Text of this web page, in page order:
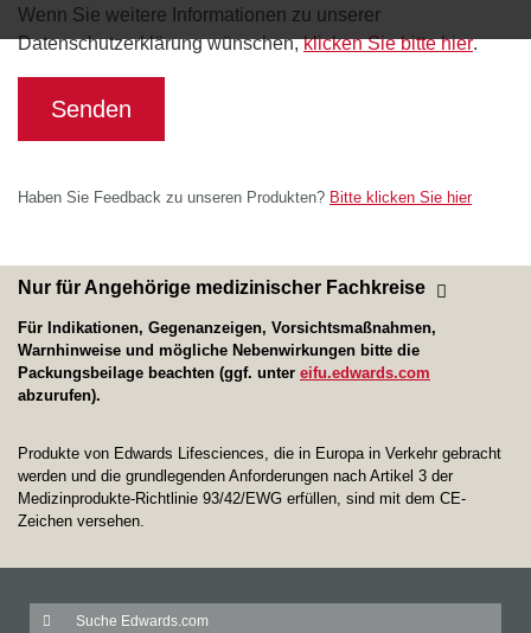
Wenn Sie weitere Informationen zu unserer
Datenschutzerklärung wünschen,klicken Sie bitte hier.
Senden
Haben Sie Feedback zu unseren Produkten? Bitte klicken Sie hier
Nur für Angehörige medizinischer Fachkreise
Für Indikationen, Gegenanzeigen, Vorsichtsmaßnahmen,
Warnhinweise und mögliche Nebenwirkungen bitte die
Packungsbeilage beachten (ggf. unter eifu.edwards.com
abzurufen).
Produkte von Edwards Lifesciences, die in Europa in Verkehr gebracht
werden und die grundlegenden Anforderungen nach Artikel 3 der
Medizinprodukte-Richtlinie 93/42/EWG erfüllen, sind mit dem CE-
Zeichen versehen.
Search